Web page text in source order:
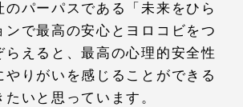
のパーパスである「未来をひら
ンで最高の安心とヨロコビをつ
らえると、最高の心理的安全性
やりがいを感じることができる
いと思っています。